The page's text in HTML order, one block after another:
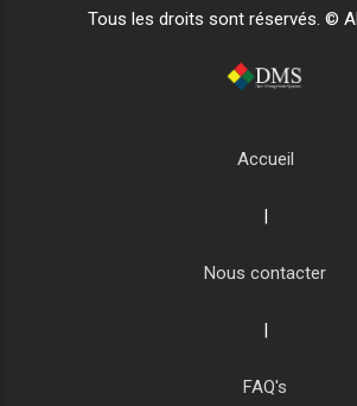
Tous les droits sont réservés. ©
Accueil
Nous contacter
FAQ's